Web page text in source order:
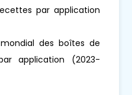
par application
des boîtes de
application (2023-